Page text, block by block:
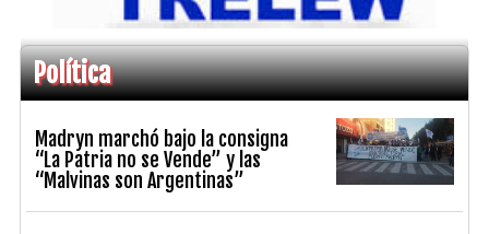
Política
Madryn marchó bajo la consigna
“La Patria no se Vende” y las
“Malvinas son Argentinas”